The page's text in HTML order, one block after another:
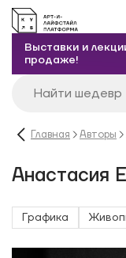
Выставки и
продаже!
Главная Авторы
Анастасия
Графика